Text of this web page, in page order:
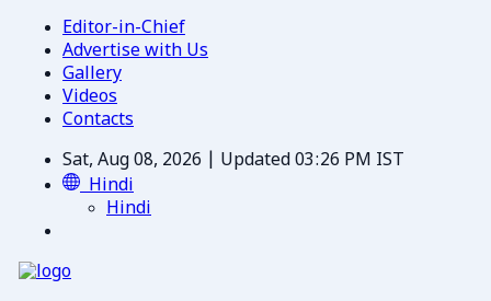
Editor-in-Chief
Advertise with Us
Gallery
Videos
Contacts
Sat, Aug 08, 2026 | Updated 03:26 PM IST
Hindi
Hindi